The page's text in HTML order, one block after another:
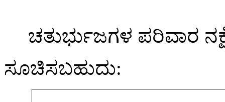
ಚತುರ್ಭುಜಗಳ ಪರಿವಾರ
ಸೂಚಿಸಬಹುದು: